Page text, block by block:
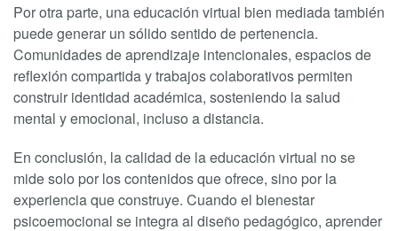
Por otra parte, una educación virtual bien mediada también
puede generar un sólido sentido de pertenencia.
Comunidades de aprendizaje intencionales, espacios de
reflexión compartida y trabajos colaborativos permiten
construir identidad académica, sosteniendo la salud
mental y emocional, incluso a distancia.
En conclusión, la calidad de la educación virtual no se
mide solo por los contenidos que ofrece, sino por la
experiencia que construye. Cuando el bienestar
psicoemocional se integra al diseño pedagógico, aprender